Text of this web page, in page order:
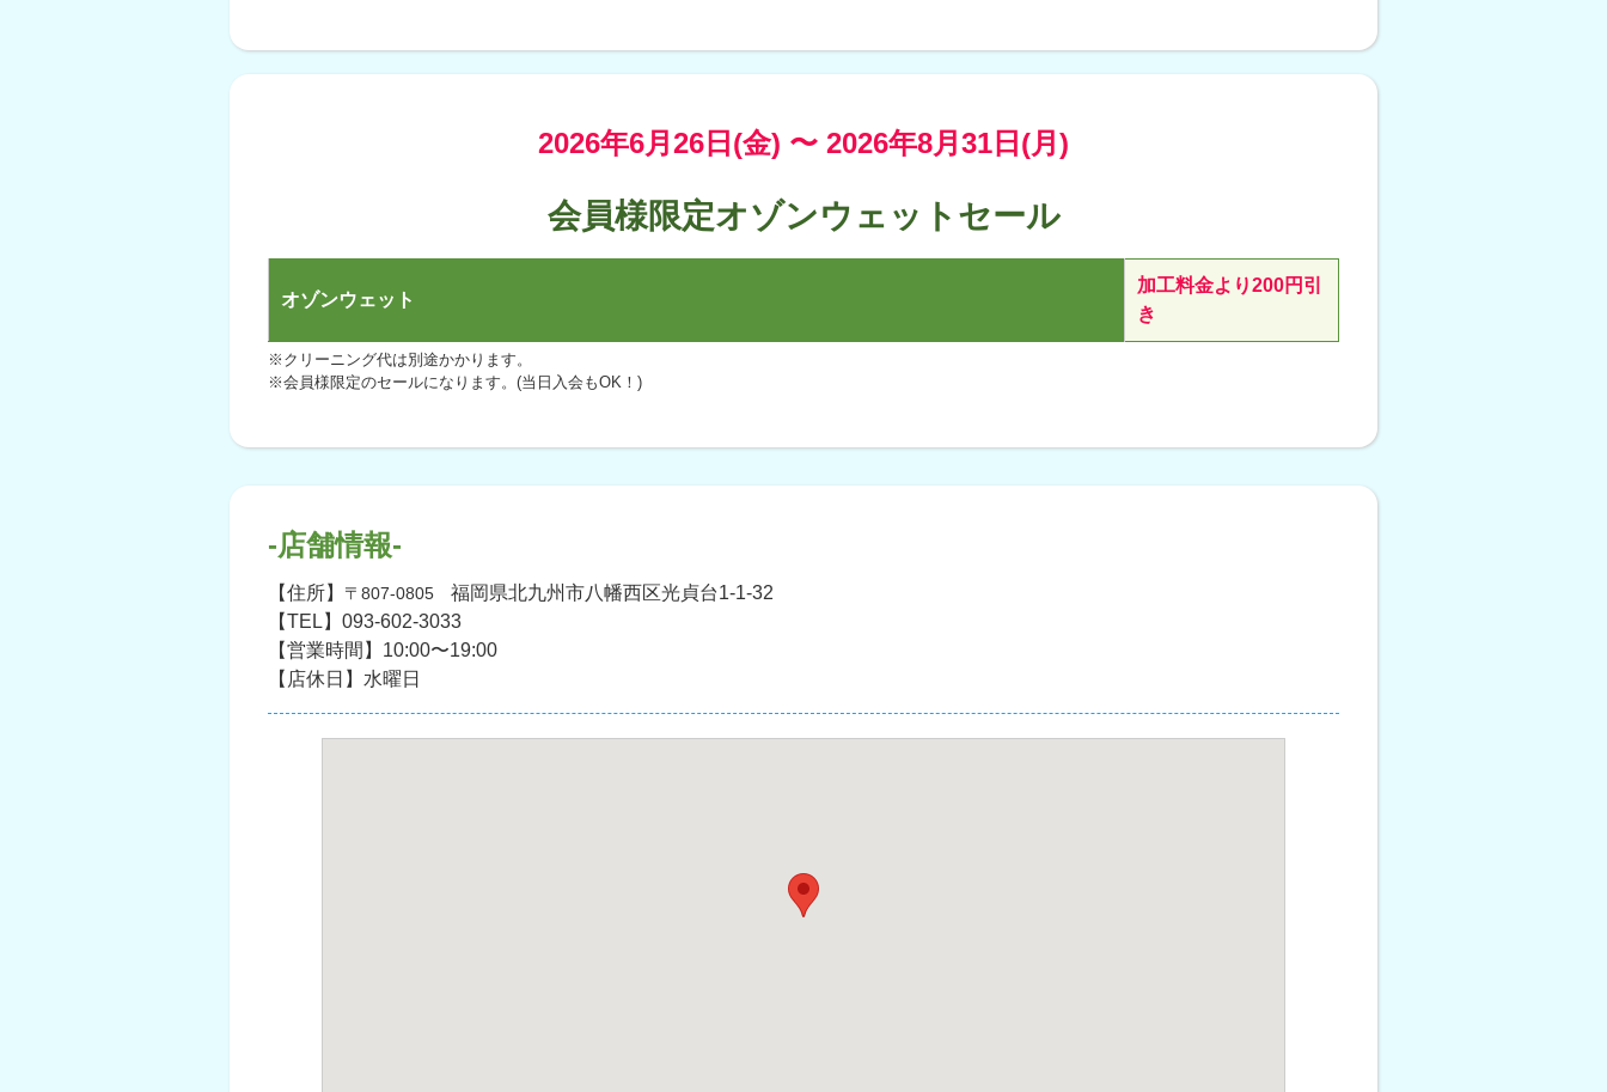
2026年6月26日(金) 〜 2026年8月31日(月)
会員様限定オゾンウェットセール
オゾンウェット
加工料金より200円引
き
※クリーニング代は別途かかります。
※会員様限定のセールになります。(当日入会もOK！)
-店舗情報-
【住所】 〒807-0805
福岡県北九州市八幡西区光貞台1-1-32
【TEL】093-602-3033
【営業時間】10:00〜19:00
【店休日】水曜日